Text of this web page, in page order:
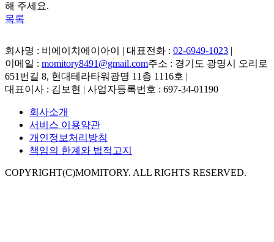
해 주세요.
목록
회사명 : 비에이치에이아이 | 대표전화 : 02-6949-1023 |
이메일 : momitory8491@gmail.com주소 : 경기도 광명시 오리로
651번길 8, 현대테라타워광명 11층 1116호 |
대표이사 : 김보현 | 사업자등록번호 : 697-34-01190
회사소개
서비스 이용약관
개인정보처리방침
책임의 한계와 법적고지
COPYRIGHT(C)MOMITORY. ALL RIGHTS RESERVED.